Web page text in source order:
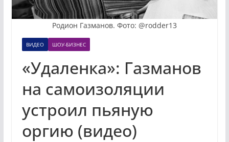
Родион Газманов. Фото: @rodder13
ВИДЕО ШОУ-БИЗНЕС
«Удаленка»: Газманов
на самоизоляции
устроил пьяную
оргию (видео)